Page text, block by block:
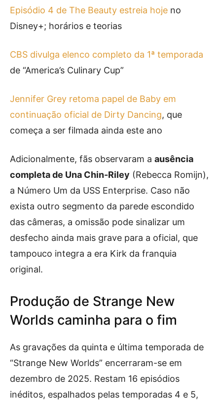
Episódio 4 de The Beauty estreia hoje no
Disney+; horários e teorias
CBS divulga elenco completo da 1ª temporada
de “America’s Culinary Cup”
Jennifer Grey retoma papel de Baby em
continuação oficial de Dirty Dancing, que
começa a ser filmada ainda este ano
Adicionalmente, fãs observaram a ausência
completa de Una Chin-Riley (Rebecca Romijn),
a Número Um da USS Enterprise. Caso não
exista outro segmento da parede escondido
das câmeras, a omissão pode sinalizar um
desfecho ainda mais grave para a oficial, que
tampouco integra a era Kirk da franquia
original.
Produção de Strange New
Worlds caminha para o fim
As gravações da quinta e última temporada de
“Strange New Worlds” encerraram-se em
dezembro de 2025. Restam 16 episódios
inéditos, espalhados pelas temporadas 4 e 5,